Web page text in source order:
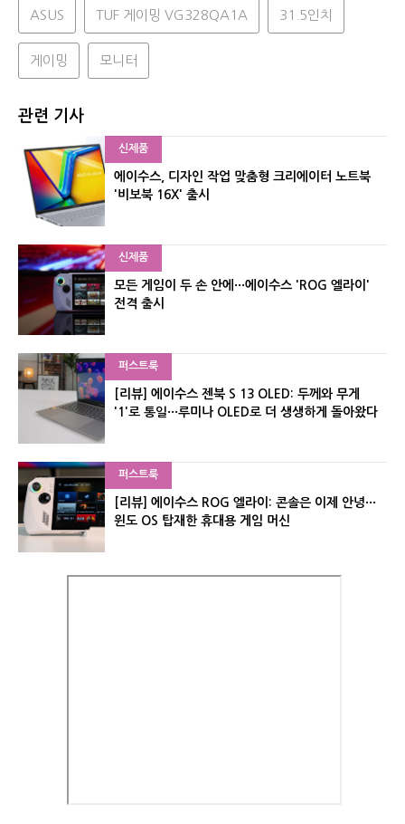
ASUS TUF 게이밍 VG328QA1A 31.5인치
게이밍 모니터
관련 기사
신제품
에이수스, 디자인 작업 맞춤형 크리에이터 노트북
'비보북 16X' 출시
신제품
모든 게임이 두 손 안에···에이수스 'ROG 엘라이'
전격 출시
퍼스트룩
[리뷰] 에이수스 젠북 S 13 OLED: 두께와 무게
'1'로 통일···루미나 OLED로 더 생생하게 돌아왔다
퍼스트룩
[리뷰] 에이수스 ROG 엘라이: 콘솔은 이제 안녕···
윈도 OS 탑재한 휴대용 게임 머신